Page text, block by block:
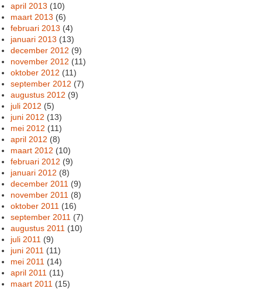
april 2013 (10)
maart 2013 (6)
februari 2013 (4)
januari 2013 (13)
december 2012 (9)
november 2012 (11)
oktober 2012 (11)
september 2012 (7)
augustus 2012 (9)
juli 2012 (5)
juni 2012 (13)
mei 2012 (11)
april 2012 (8)
maart 2012 (10)
februari 2012 (9)
januari 2012 (8)
december 2011 (9)
november 2011 (8)
oktober 2011 (16)
september 2011 (7)
augustus 2011 (10)
juli 2011 (9)
juni 2011 (11)
mei 2011 (14)
april 2011 (11)
maart 2011 (15)